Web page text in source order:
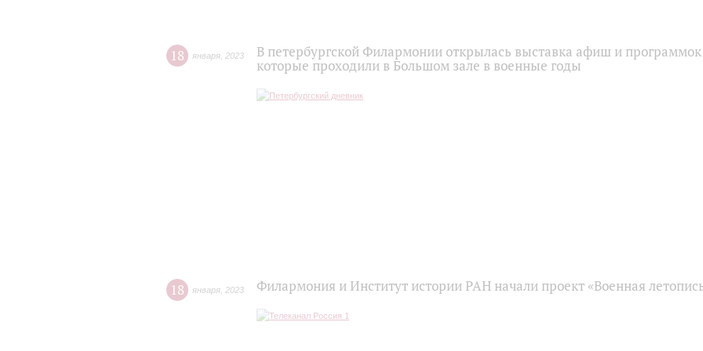
18 января 2023
В петербургской Филармонии открылась выставка афиш и
которые проходили в Большом зале в военные годы
18 января 2023 Филармония и Институт истории РАН начали проект «Военная